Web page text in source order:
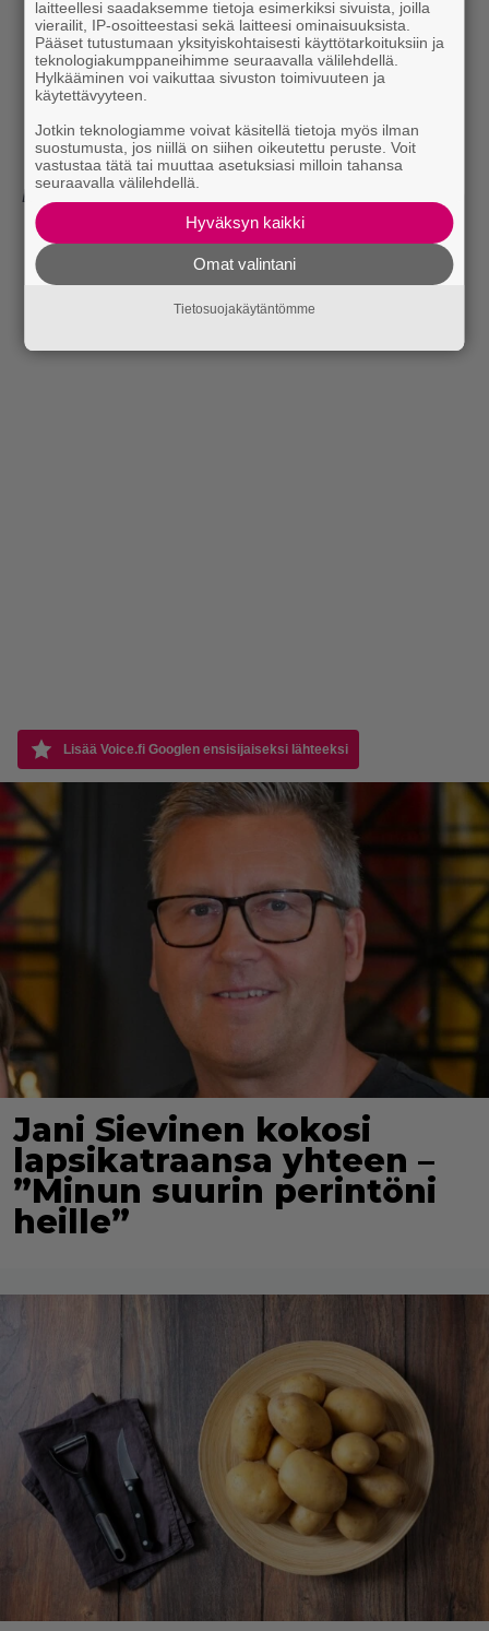
Lähde:
Lisää Voice.fi Googlen ensisijaiseksi lähteeksi
Jani Sievinen kokosi
lapsikatraansa yhteen –
”Minun suurin perintöni
heille”
laitteellesi saadaksemme tietoja esimerkiksi sivuista, joilla
vierailit, IP-osoitteestasi sekä laitteesi ominaisuuksista.
Pääset tutustumaan yksityiskohtaisesti käyttötarkoituksiin ja
teknologiakumppaneihimme seuraavalla välilehdellä.
Hylkääminen voi vaikuttaa sivuston toimivuuteen ja
käytettävyyteen.
Jotkin teknologiamme voivat käsitellä tietoja myös ilman
suostumusta, jos niillä on siihen oikeutettu peruste. Voit
vastustaa tätä tai muuttaa asetuksiasi milloin tahansa
seuraavalla välilehdellä.
Hyväksyn kaikki
Omat valintani
Tietosuojakäytäntömme